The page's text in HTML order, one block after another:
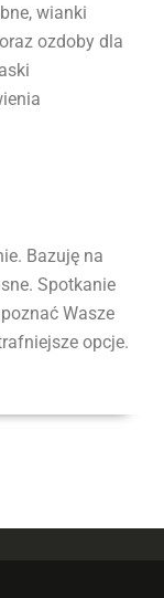
wianki
ozdoby dla
Bazuję na
Spotkanie
Wasze
opcje.